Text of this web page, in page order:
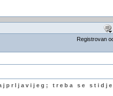
Registrovan
treba se